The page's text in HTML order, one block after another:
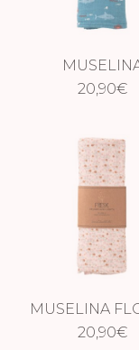
TIBURÓN
20,90€
MUSELINA
20,90€